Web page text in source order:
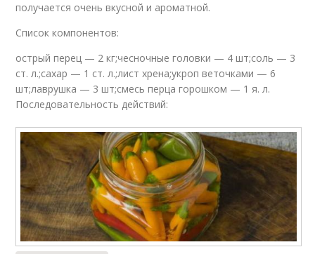
получается очень вкусной и ароматной.
Список компонентов:
острый перец — 2 кг;чесночные головки — 4 шт;соль — 3
ст. л.;сахар — 1 ст. л.;лист хрена;укроп веточками — 6
шт;лаврушка — 3 шт;смесь перца горошком — 1 я. л.
Последовательность действий: